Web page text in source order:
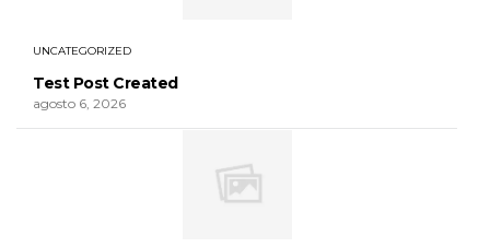
UNCATEGORIZED
Test Post Created
agosto 6, 2026